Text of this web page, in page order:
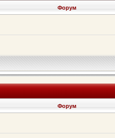
Форум
Форум